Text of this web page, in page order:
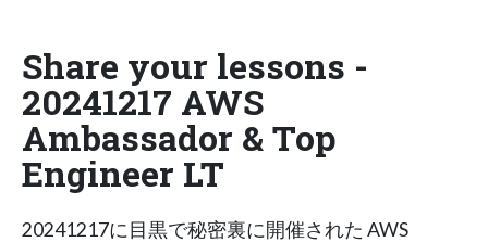
Share your lessons -
20241217 AWS
Ambassador & Top
Engineer LT
20241217に目黒で秘密裏に開催された AWS